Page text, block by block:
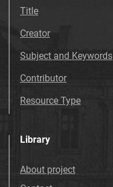
Title
Creator
Subject and Keywords
Contributor
Resource Type
Library
About project